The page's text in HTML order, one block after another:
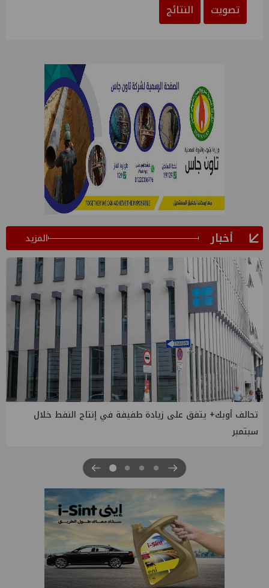
تصويت
النتائج
أخبار المزيد
إسدال الستار على النسخة الثانية من "منتدى مصر للطاقة
والصناعة 2026" بنجاح